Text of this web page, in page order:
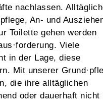
nachlassen.
An- und
Toilette gehen werden
Viele
in der Lage, diese
Mit unserer
die ihre alltäglichen
oder dauerhaft nicht